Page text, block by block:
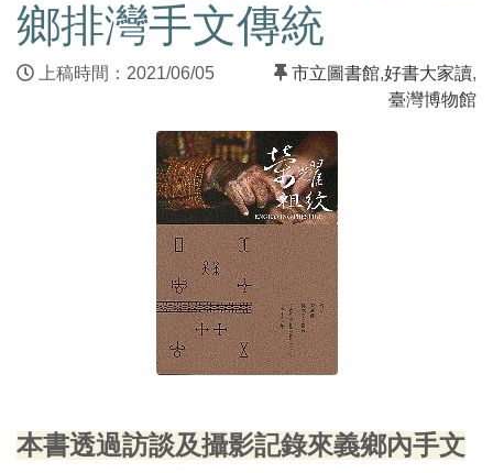
鄉排灣手文傳統
上稿時間：2021/06/05 市立圖書館,好書大家讀,
臺灣博物館
本書透過訪談及攝影記錄來義鄉內手文